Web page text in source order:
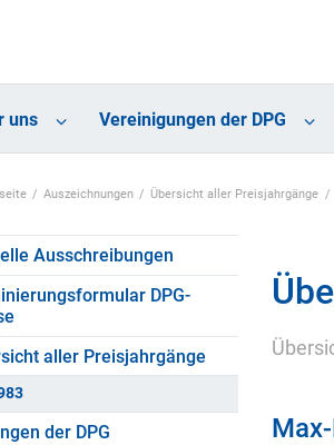
uns Vereinigungen der DPG
Auszeichnungen Übersicht aller Preisjahrgänge
Ausschreibungen
DPG-
aller Preisjahrgänge
der DPG